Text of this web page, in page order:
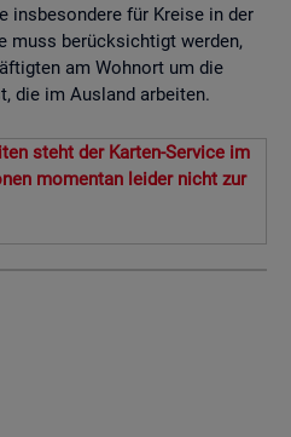
insbesondere für Kreise in der
muss berücksichtigt werden,
am Wohnort um die
die im Ausland arbeiten.
steht der Karten-Service im
momentan leider nicht zur